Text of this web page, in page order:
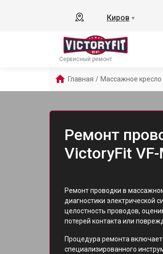
Киров ▼
Сервисный ремонт
Главная / Массажное кресло
Ремонт
VictoryFit
Ремонт проводки в
диагностики электрической
целостность проводов,
потерей контакта или
Процедура ремонта
специализированного